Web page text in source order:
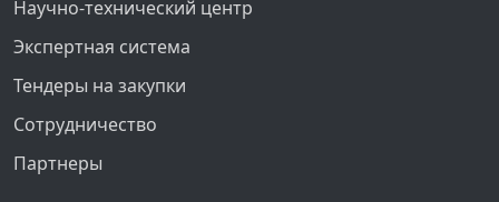
Научно-технический центр
Экспертная система
Тендеры на закупки
Сотрудничество
Партнеры